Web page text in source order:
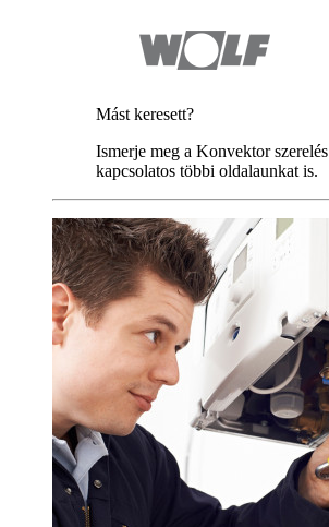
Mást keresett?
Ismerje meg a Konvektor szerelés
kapcsolatos többi oldalaunkat is.